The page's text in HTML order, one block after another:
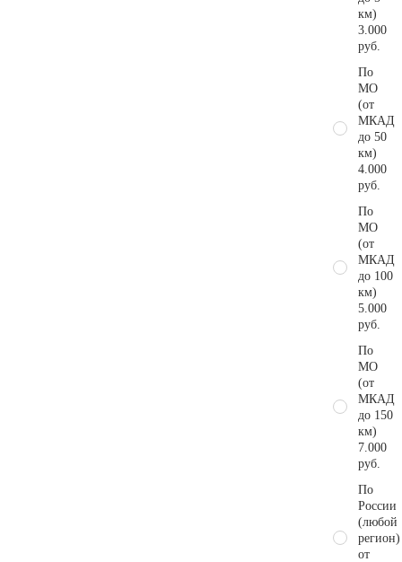
км)
3.000
руб.
По
МО
(от
МКАД
до 50
км)
4.000
руб.
По
МО
(от
МКАД
до 100
км)
5.000
руб.
По
МО
(от
МКАД
до 150
км)
7.000
руб.
По
России
(любой
регион)
от